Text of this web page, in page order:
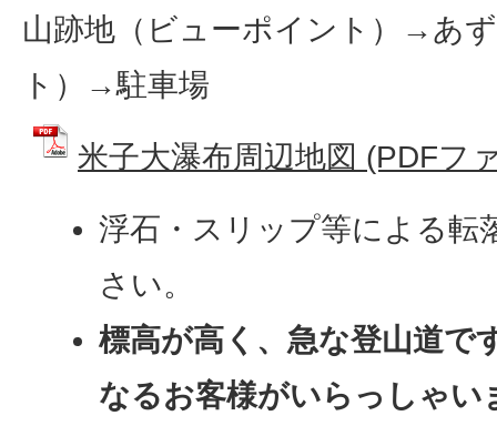
山跡地（ビューポイント）→あ
ト）→駐車場
米子大瀑布周辺地図 (PDFフ
浮石・スリップ等による転
さい。
標高が高く、急な登山道で
なるお客様がいらっしゃい